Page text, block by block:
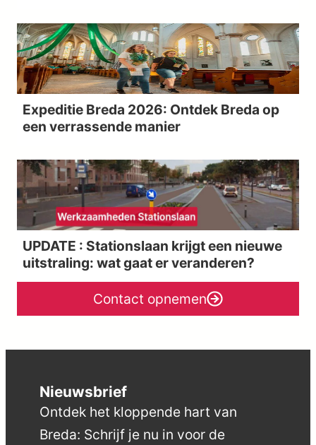
Expeditie Breda 2026: Ontdek Breda op
een verrassende manier
UPDATE : Stationslaan krijgt een nieuwe
uitstraling: wat gaat er veranderen?
Contact opnemen
Nieuwsbrief
Ontdek het kloppende hart van
Breda: Schrijf je nu in voor de